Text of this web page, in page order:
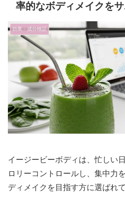
率的なボディメイクを
効果・成分検証
イージービーボディは、忙しい
ロリーコントロールし、集中力
ディメイクを目指す方に選ばれて